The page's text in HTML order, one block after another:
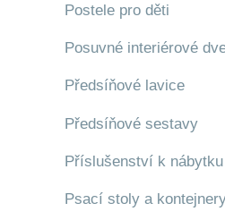
Postele pro děti
Posuvné interiérové
Předsíňové lavice
Předsíňové sestavy
Příslušenství k nábytku
Psací stoly a